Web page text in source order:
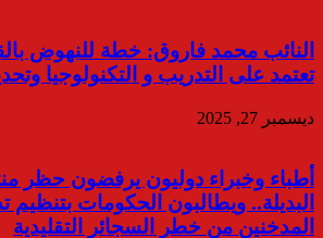
النائب محمد فاروق: خطة للنهوض
تعتمد على التدريب و التكنولوجيا
ديسمبر 27, 2025
أطباء وخبراء دوليون يرفضون حظر
البديلة.. ويطالبون الحكومات بتنظيم
المدخنين من خطر السجائر التقليدية